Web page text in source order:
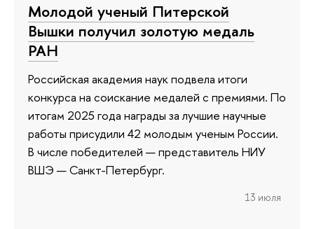
Молодой ученый Питерской
Вышки получил золотую медаль
РАН
Российская академия наук подвела итоги
конкурса на соискание медалей с премиями. По
итогам 2025 года награды за лучшие научные
работы присудили 42 молодым ученым России.
В числе победителей — представитель НИУ
ВШЭ — Санкт-Петербург.
13 июля